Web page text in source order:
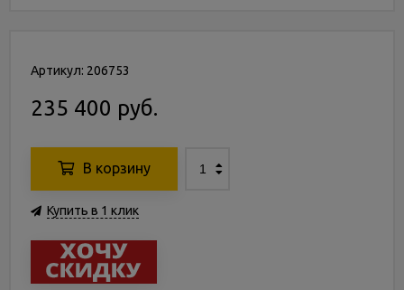
Артикул: 206753
235 400 руб.
В корзину
Купить в 1 клик